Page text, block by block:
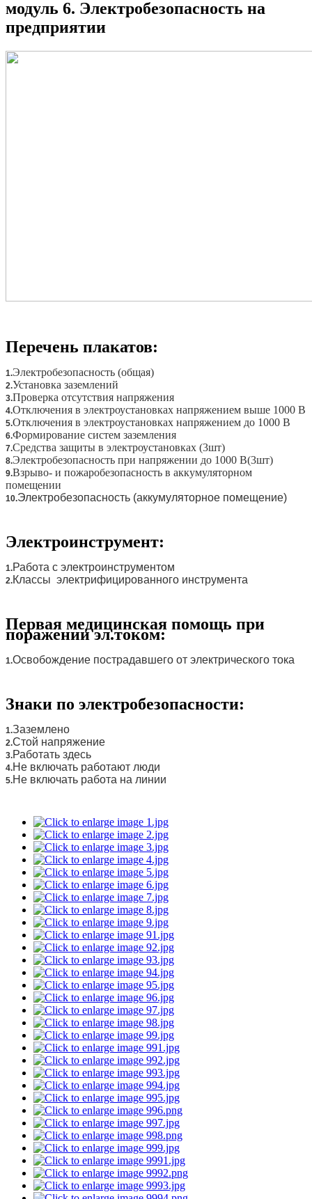
модуль 6. Электробезопасность на
предприятии
Перечень плакатов:
1.Электробезопасность (общая)
2.Установка заземлений
3.Проверка отсутствия напряжения
4.Отключения в электроустановках напряжением выше 1000 В
5.Отключения в электроустановках напряжением до 1000 В
6.Формирование систем заземления
7.Средства защиты в электроустановках (3шт)
8.Электробезопасность при напряжении до 1000 В(3шт)
9.Взрыво- и пожаробезопасность в аккумуляторном
помещении
10.Электробезопасность (аккумуляторное помещение)
Электроинструмент:
1.Работа с электроинструментом
2.Классы электрифицированного инструмента
Первая медицинская помощь при
поражении эл.током:
1.Освобождение пострадавшего от электрического тока
Знаки по электробезопасности:
1.Заземлено
2.Стой напряжение
3.Работать здесь
4.Не включать работают люди
5.Не включать работа на линии